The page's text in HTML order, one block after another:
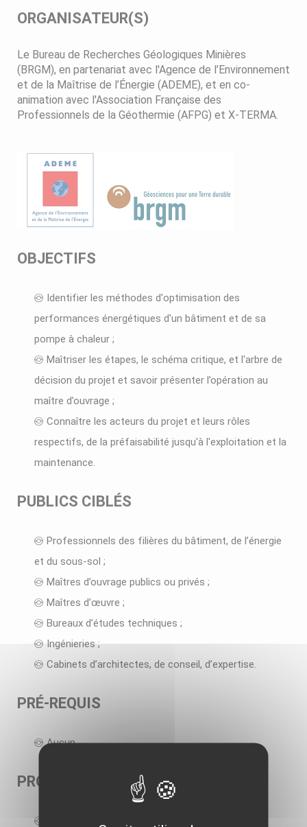
ORGANISATEUR(S)
Le Bureau de Recherches Géologiques Minières
(BRGM), en partenariat avec l'Agence de l’Environnement
et de la Maîtrise de l’Énergie (ADEME), et en co-
animation avec l'Association Française des
Professionnels de la Géothermie (AFPG) et X-TERMA.
OBJECTIFS
Identifier les méthodes d'optimisation des
performances énergétiques d'un bâtiment et de sa
pompe à chaleur ;
Maîtriser les étapes, le schéma critique, et l'arbre de
décision du projet et savoir présenter l’opération au
maître d’ouvrage ;
Connaître les acteurs du projet et leurs rôles
respectifs, de la préfaisabilité jusqu'à l'exploitation et la
maintenance.
PUBLICS CIBLÉS
Professionnels des filières du bâtiment, de l’énergie
et du sous-sol ;
Maîtres d’ouvrage publics ou privés ;
Maîtres d’œuvre ;
Bureaux d’études techniques ;
Ingénieries ;
Cabinets d’architectes, de conseil, d’expertise.
PRÉ-REQUIS
Aucun
PROGRAMME